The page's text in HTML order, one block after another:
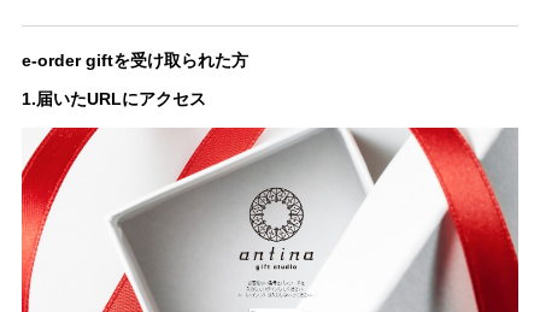
e-order giftを受け取られた方
1.届いたURLにアクセス